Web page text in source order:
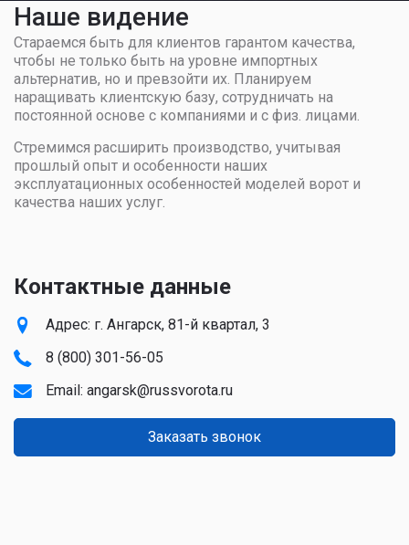
Наше видение
Стараемся быть для клиентов гарантом качества,
чтобы не только быть на уровне импортных
альтернатив, но и превзойти их. Планируем
наращивать клиентскую базу, сотрудничать на
постоянной основе с компаниями и с физ. лицами.
Стремимся расширить производство, учитывая
прошлый опыт и особенности наших
эксплуатационных особенностей моделей ворот и
качества наших услуг.
Контактные данные
Адрес: г. Ангарск, 81-й квартал, 3
8 (800) 301-56-05
Email: angarsk@russvorota.ru
Заказать звонок